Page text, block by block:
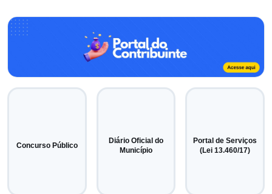
Concurso Público
Diário Oficial do
Município
Portal de Serviços
(Lei 13.460/17)